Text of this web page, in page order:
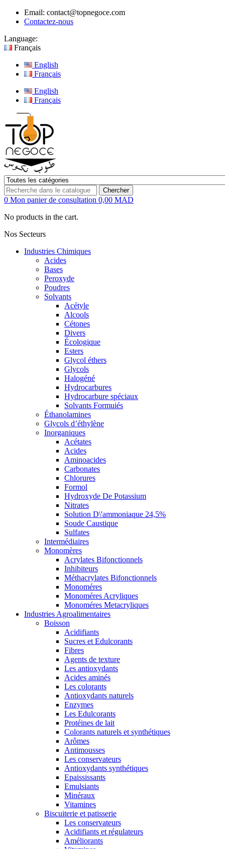
Email: contact@topnegoce.com
Contactez-nous
Language:
Français
English
Français
English
Français
Chercher
0 Mon panier de consultation 0,00 MAD
No products in the cart.
Nos Secteurs
Industries Chimiques
Acides
Bases
Peroxyde
Poudres
Solvants
Acétyle
Alcools
Cétones
Divers
Écologique
Esters
Glycol éthers
Glycols
Halogéné
Hydrocarbures
Hydrocarbure spéciaux
Solvants Formuiés
Éthanolamines
Glycols d’éthylène
Inorganiques
Acétates
Acides
Aminoacides
Carbonates
Chlorures
Formol
Hydroxyde De Potassium
Nitrates
Solution D\'ammoniaque 24,5%
Soude Caustique
Sulfates
Intermédiaires
Monomères
Acrylates Bifonctionnels
Inhibiteurs
Méthacrylates Bifonctionnels
Monoméres
Monoméres Acryliques
Monoméres Metacryliques
Industries Agroalimentaires
Boisson
Acidifiants
Sucres et Edulcorants
Fibres
Agents de texture
Les antioxydants
Acides aminés
Les colorants
Antioxydants naturels
Enzymes
Les Edulcorants
Protéines de lait
Colorants naturels et synthétiques
Arômes
Antimousses
Les conservateurs
Antioxydants synthétiques
Epaississants
Emulsiants
Minéraux
Vitamines
Biscuiterie et patisserie
Les conservateurs
Acidifiants et régulateurs
Améliorants